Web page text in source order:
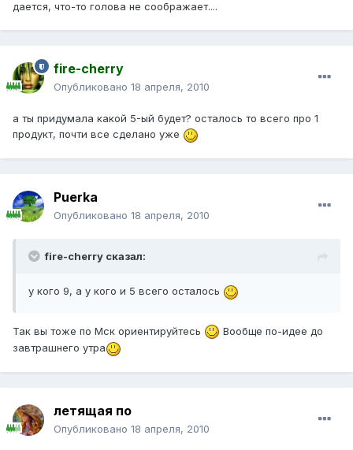
дается, что-то голова не соображает....
fire-cherry
Опубликовано 18 апреля, 2010
а ты придумала какой 5-ый будет? осталось то всего про 1
продукт, почти все сделано уже
Puerka
Опубликовано 18 апреля, 2010
fire-cherry сказал:
у кого 9, а у кого и 5 всего осталось
Так вы тоже по Мск ориентируйтесь
Вообще по-идее до
завтрашнего утра
летящая по
Опубликовано 18 апреля, 2010